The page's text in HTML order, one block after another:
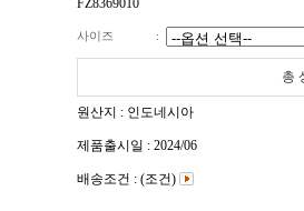
FZ8369010
사이즈 :
총
원산지 : 인도네시아
제품출시일 : 2024/06
배송조건 : (조건)